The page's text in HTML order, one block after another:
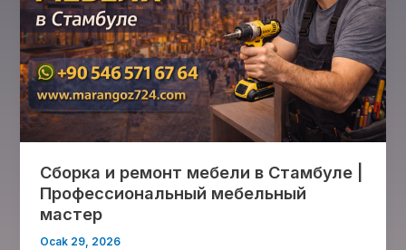
Сборка и ремонт мебели в Стамбуле |
Профессиональный мебельный
мастер
Ocak 29, 2026
Стамбуле
|
Профессиональный
мебельный
мастер